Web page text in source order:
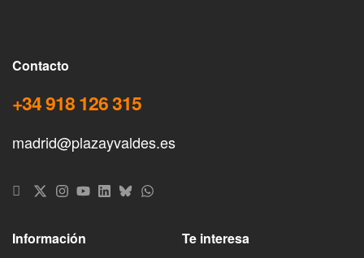
Contacto
+34 918 126 315
madrid@plazayvaldes.es
Información Te interesa